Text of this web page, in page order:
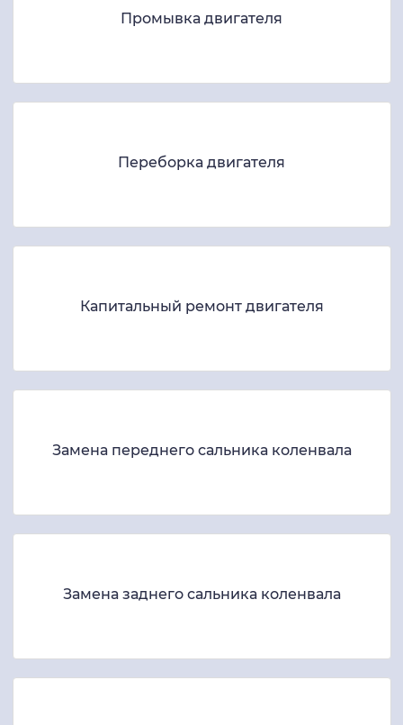
Промывка двигателя
Переборка двигателя
Капитальный ремонт двигателя
Замена переднего сальника коленвала
Замена заднего сальника коленвала